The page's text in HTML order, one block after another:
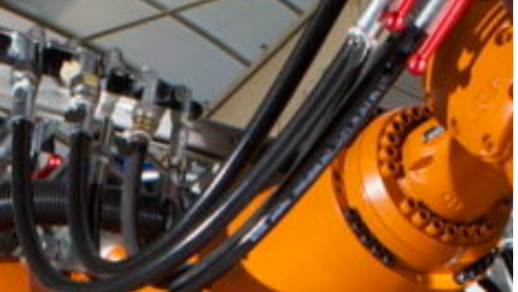
France
Germany
Hungary
Ireland
Italy
Latvia
Lithuania
Luxembourg
Netherlands
Poland
Portugal
Romania
Serbia
Slovakia
Slovenia
Spain
Swiss
Ukraine
United Kingdom